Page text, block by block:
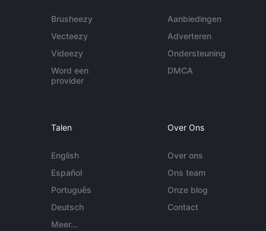
Brusheezy
Vecteezy
Videezy
Word een
provider
Aanbiedingen
Adverteren
Ondersteuning
DMCA
Talen
English
Español
Português
Deutsch
Meer...
Over Ons
Over ons
Ons team
Onze blog
Contact